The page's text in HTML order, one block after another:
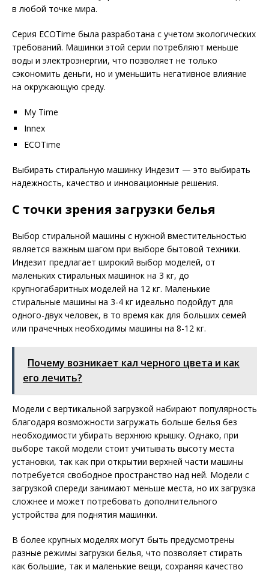
в любой точке мира.
Серия ECOTime была разработана с учетом экологических
требований. Машинки этой серии потребляют меньше
воды и электроэнергии, что позволяет не только
сэкономить деньги, но и уменьшить негативное влияние
на окружающую среду.
My Time
Innex
ECOTime
Выбирать стиральную машинку Индезит — это выбирать
надежность, качество и инновационные решения.
С точки зрения загрузки белья
Выбор стиральной машины с нужной вместительностью
является важным шагом при выборе бытовой техники.
Индезит предлагает широкий выбор моделей, от
маленьких стиральных машинок на 3 кг, до
крупногабаритных моделей на 12 кг. Маленькие
стиральные машины на 3-4 кг идеально подойдут для
одного-двух человек, в то время как для больших семей
или прачечных необходимы машины на 8-12 кг.
Почему возникает кал черного цвета и как
его лечить?
Модели с вертикальной загрузкой набирают популярность
благодаря возможности загружать больше белья без
необходимости убирать верхнюю крышку. Однако, при
выборе такой модели стоит учитывать высоту места
установки, так как при открытии верхней части машины
потребуется свободное пространство над ней. Модели с
загрузкой спереди занимают меньше места, но их загрузка
сложнее и может потребовать дополнительного
устройства для поднятия машинки.
В более крупных моделях могут быть предусмотрены
разные режимы загрузки белья, что позволяет стирать
как большие, так и маленькие вещи, сохраняя качество